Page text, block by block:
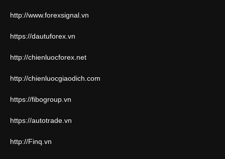
http://www.forexsignal.vn
https://dautuforex.vn
http://chienluocforex.net
http://chienluocgiaodich.com
https://fibogroup.vn
https://autotrade.vn
http://Finq.vn